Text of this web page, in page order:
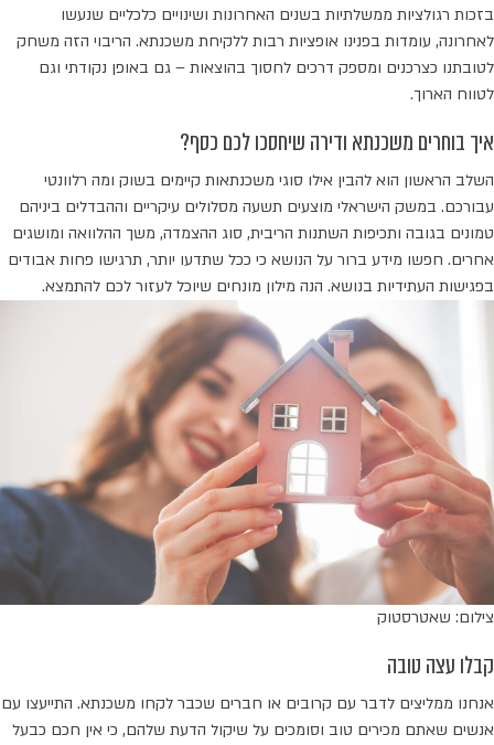
בזכות רגולציות ממשלתיות בשנים האחרונות ושינויים כלכליים שנעשו
לאחרונה, עומדות בפנינו אופציות רבות ללקיחת משכנתא. הריבוי הזה משחק
לטובתנו כצרכנים ומספק דרכים לחסוך בהוצאות – גם באופן נקודתי וגם
לטווח הארוך.
איך בוחרים משכנתא ודירה שיחסכו לכם כסף?
השלב הראשון הוא להבין אילו סוגי משכנתאות קיימים בשוק ומה רלוונטי
עבורכם. במשק הישראלי מוצעים תשעה מסלולים עיקריים וההבדלים ביניהם
טמונים בגובה ותכיפות השתנות הריבית, סוג ההצמדה, משך ההלוואה ומושגים
אחרים. חפשו מידע ברור על הנושא כי ככל שתדעו יותר, תרגישו פחות אבודים
בפגישות העתידיות בנושא. הנה מילון מונחים שיוכל לעזור לכם להתמצא.
צילום: שאטרסטוק
קבלו עצה טובה
אנחנו ממליצים לדבר עם קרובים או חברים שכבר לקחו משכנתא. התייעצו עם
אנשים שאתם מכירים טוב וסומכים על שיקול הדעת שלהם, כי אין חכם כבעל